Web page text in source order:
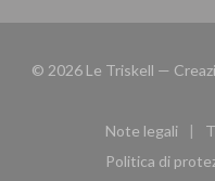
© 2026 Le Triskell —
Note legali
((apre
Politica di